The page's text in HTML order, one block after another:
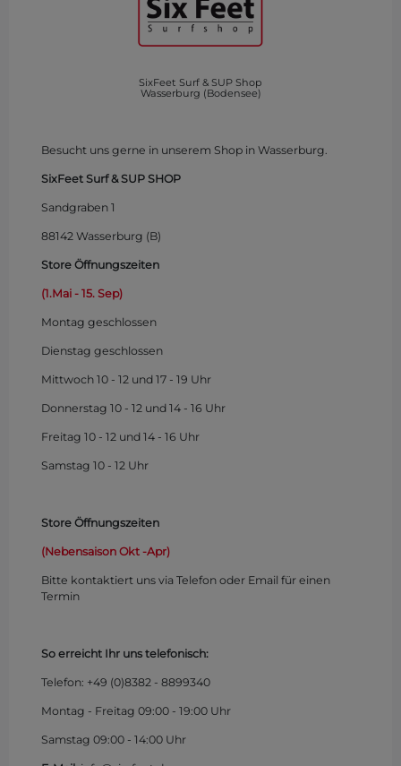
SixFeet Surf & SUP Shop
Wasserburg (Bodensee)
Besucht uns gerne in unserem Shop in Wasserburg.
SixFeet Surf & SUP SHOP
Sandgraben 1
88142 Wasserburg (B)
Store Öffnungszeiten
(1.Mai - 15. Sep)
Montag geschlossen
Dienstag geschlossen
Mittwoch 10 - 12 und 17 - 19 Uhr
Donnerstag 10 - 12 und 14 - 16 Uhr
Freitag 10 - 12 und 14 - 16 Uhr
Samstag 10 - 12 Uhr
Store Öffnungszeiten
(Nebensaison Okt -Apr)
Bitte kontaktiert uns via Telefon oder Email für einen
Termin
So erreicht Ihr uns telefonisch:
Telefon: +49 (0)8382 - 8899340
Montag - Freitag 09:00 - 19:00 Uhr
Samstag 09:00 - 14:00 Uhr